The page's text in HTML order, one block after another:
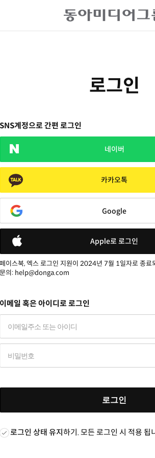
로그인
SNS계정으로 간편 로그인
네이버
카카오톡
Google
Apple로 로그인
페이스북, 엑스 로그인 지원이 2024년 7월 1일자로 종료
문의: help@donga.com
이메일 혹은 아이디로 로그인
로그인
로그인 상태 유지하기. 모든 로그인 시 적용 됩